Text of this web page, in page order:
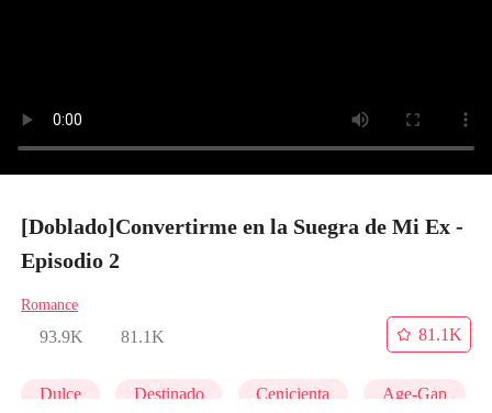
[Doblado]Convertirme en la Suegra de Mi Ex -
Episodio 2
Romance
93.9K 81.1K
81.1K
Dulce Destinado Cenicienta Age-Gap